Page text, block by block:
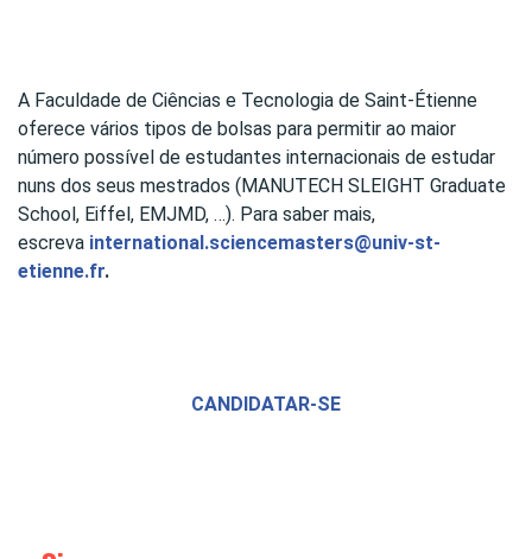
A Faculdade de Ciências e Tecnologia de Saint-Étienne
oferece vários tipos de bolsas para permitir ao maior
número possível de estudantes internacionais de estudar
nuns dos seus mestrados (MANUTECH SLEIGHT Graduate
School, Eiffel, EMJMD, …). Para saber mais,
escreva international.sciencemasters@univ-st-
etienne.fr.
CANDIDATAR-SE